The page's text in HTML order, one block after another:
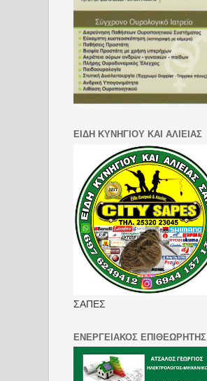
ΕΙΔΗ ΚΥΝΗΓΙΟΥ ΚΑΙ ΑΛΙΕΙΑΣ
ΣΑΠΕΣ
ΕΝΕΡΓΕΙΑΚΟΣ ΕΠΙΘΕΩΡΗΤΗΣ